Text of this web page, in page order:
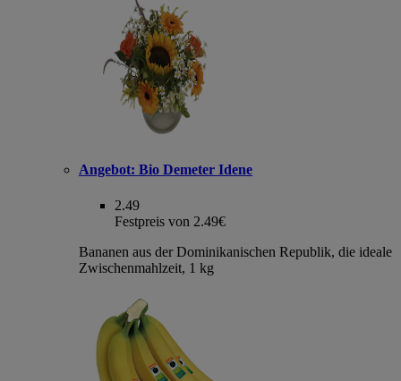
Angebot: Bio Demeter Idene
2.49
Festpreis von 2.49€
Bananen aus der Dominikanischen Republik, die ideale
Zwischenmahlzeit, 1 kg